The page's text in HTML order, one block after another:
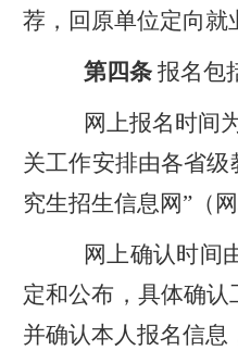
荐，回原单位定向就
第四条 报名包
网上报名时间
关工作安排由各省
究生招生信息网”（
网上确认时间
定和公布，具体确
并确认本人报名信息